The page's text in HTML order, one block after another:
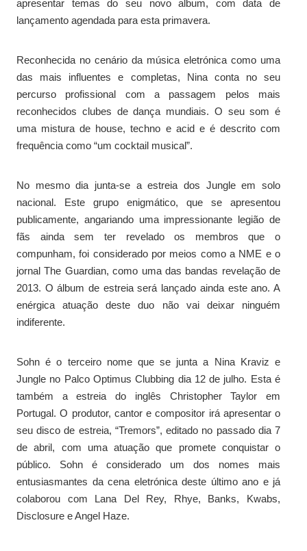
apresentar temas do seu novo album, com data de
lançamento agendada para esta primavera.
Reconhecida no cenário da música eletrónica como uma
das mais influentes e completas, Nina conta no seu
percurso profissional com a passagem pelos mais
reconhecidos clubes de dança mundiais. O seu som é
uma mistura de house, techno e acid e é descrito com
frequência como “um cocktail musical”.
No mesmo dia junta-se a estreia dos Jungle em solo
nacional. Este grupo enigmático, que se apresentou
publicamente, angariando uma impressionante legião de
fãs ainda sem ter revelado os membros que o
compunham, foi considerado por meios como a NME e o
jornal The Guardian, como uma das bandas revelação de
2013. O álbum de estreia será lançado ainda este ano. A
enérgica atuação deste duo não vai deixar ninguém
indiferente.
Sohn é o terceiro nome que se junta a Nina Kraviz e
Jungle no Palco Optimus Clubbing dia 12 de julho. Esta é
também a estreia do inglês Christopher Taylor em
Portugal. O produtor, cantor e compositor irá apresentar o
seu disco de estreia, “Tremors”, editado no passado dia 7
de abril, com uma atuação que promete conquistar o
público. Sohn é considerado um dos nomes mais
entusiasmantes da cena eletrónica deste último ano e já
colaborou com Lana Del Rey, Rhye, Banks, Kwabs,
Disclosure e Angel Haze.